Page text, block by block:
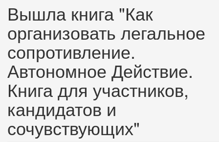
Вышла книга "Как
организовать легальное
сопротивление.
Автономное Действие.
Книга для участников,
кандидатов и
сочувствующих"